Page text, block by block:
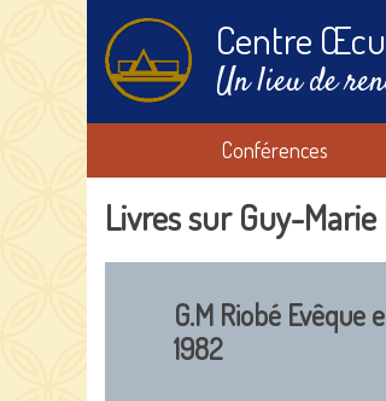
Centre
Un lieu de
Conférences
Livres sur Guy-Marie
G.M Riobé Evêque
1982